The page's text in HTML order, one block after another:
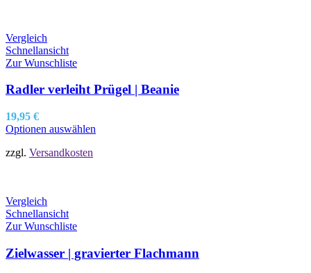
Vergleich
Schnellansicht
Zur Wunschliste
Radler verleiht Prügel | Beanie
19,95 €
Optionen auswählen
zzgl. Versandkosten
Vergleich
Schnellansicht
Zur Wunschliste
Zielwasser | gravierter Flachmann